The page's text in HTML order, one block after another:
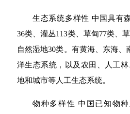
生态系统多样性 中国具有
36类、灌丛113类、草甸77类、
自然湿地30类。有黄海、东海、
洋生态系统，以及农田、人工
地和城市等人工生态系统。
物种多样性 中国已知物种